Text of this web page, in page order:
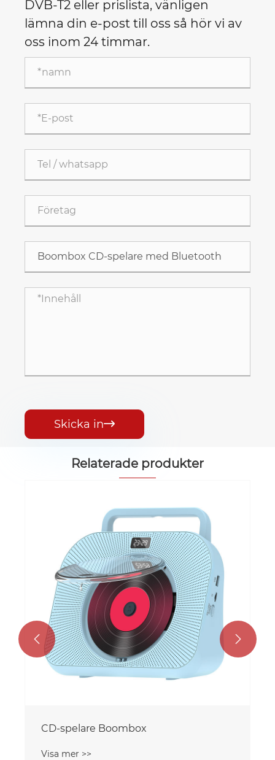
DVB-T2 eller prislista, vänligen
lämna din e-post till oss så hör vi av
oss inom 24 timmar.
Skicka in
Relaterade produkter
CD-spelare Boombox
Visa mer >>
 